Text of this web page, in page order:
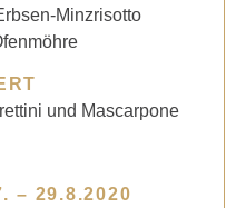
Minzrisotto
und Mascarpone
– 29.8.2020